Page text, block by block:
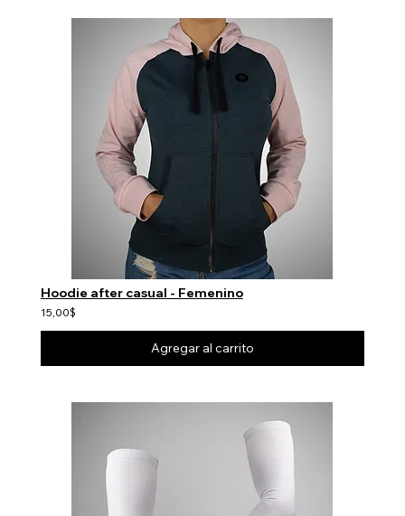
Hoodie after casual - Femenino
15,00$
Agregar al carrito